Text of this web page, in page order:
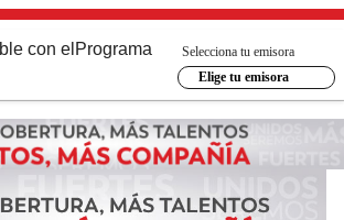
con el Programa
Selecciona tu emisora
Elige tu emisora